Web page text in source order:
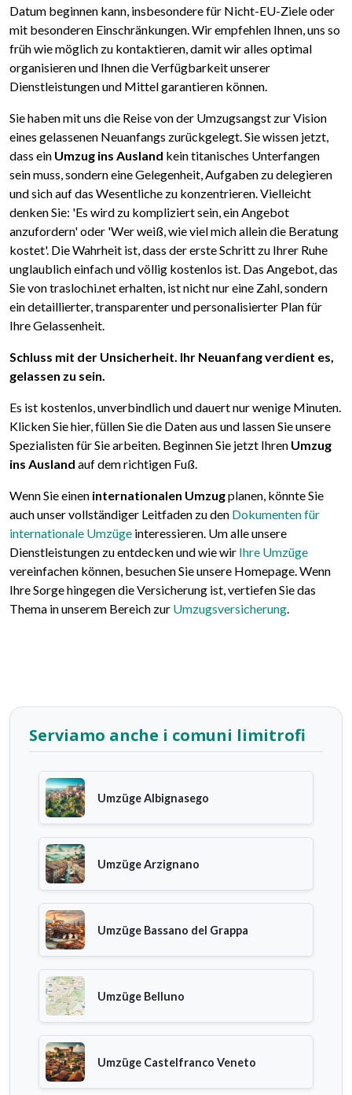
Datum beginnen kann, insbesondere für Nicht-EU-Ziele oder
mit besonderen Einschränkungen. Wir empfehlen Ihnen, uns so
früh wie möglich zu kontaktieren, damit wir alles optimal
organisieren und Ihnen die Verfügbarkeit unserer
Dienstleistungen und Mittel garantieren können.
Sie haben mit uns die Reise von der Umzugsangst zur Vision
eines gelassenen Neuanfangs zurückgelegt. Sie wissen jetzt,
dass ein Umzug ins Ausland kein titanisches Unterfangen
sein muss, sondern eine Gelegenheit, Aufgaben zu delegieren
und sich auf das Wesentliche zu konzentrieren. Vielleicht
denken Sie: 'Es wird zu kompliziert sein, ein Angebot
anzufordern' oder 'Wer weiß, wie viel mich allein die Beratung
kostet'. Die Wahrheit ist, dass der erste Schritt zu Ihrer Ruhe
unglaublich einfach und völlig kostenlos ist. Das Angebot, das
Sie von traslochi.net erhalten, ist nicht nur eine Zahl, sondern
ein detaillierter, transparenter und personalisierter Plan für
Ihre Gelassenheit.
Schluss mit der Unsicherheit. Ihr Neuanfang verdient es,
gelassen zu sein.
Es ist kostenlos, unverbindlich und dauert nur wenige Minuten.
Klicken Sie hier, füllen Sie die Daten aus und lassen Sie unsere
Spezialisten für Sie arbeiten. Beginnen Sie jetzt Ihren Umzug
ins Ausland auf dem richtigen Fuß.
Wenn Sie einen internationalen Umzugplanen, könnte Sie
auch unser vollständiger Leitfaden zu den Dokumenten für
internationale Umzüge interessieren. Um alle unsere
Dienstleistungen zu entdecken und wie wir Ihre Umzüge
vereinfachen können, besuchen Sie unsere Homepage. Wenn
Ihre Sorge hingegen die Versicherung ist, vertiefen Sie das
Thema in unserem Bereich zur Umzugsversicherung.
Serviamo anche i comuni limitrofi
Umzüge Albignasego
Umzüge Arzignano
Umzüge Bassano del Grappa
Umzüge Belluno
Umzüge Castelfranco Veneto